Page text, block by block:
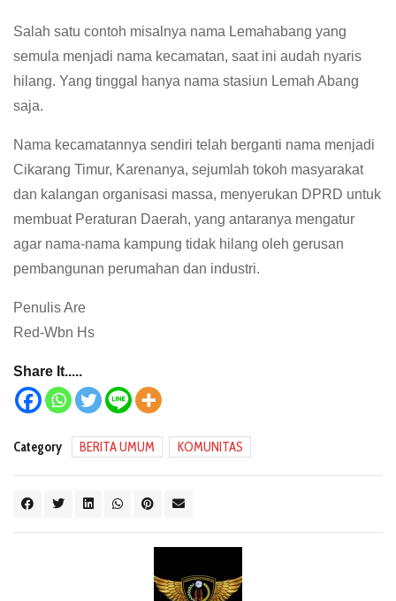
Salah satu contoh misalnya nama Lemahabang yang
semula menjadi nama kecamatan, saat ini audah nyaris
hilang. Yang tinggal hanya nama stasiun Lemah Abang
saja.
Nama kecamatannya sendiri telah berganti nama menjadi
Cikarang Timur, Karenanya, sejumlah tokoh masyarakat
dan kalangan organisasi massa, menyerukan DPRD untuk
membuat Peraturan Daerah, yang antaranya mengatur
agar nama-nama kampung tidak hilang oleh gerusan
pembangunan perumahan dan industri.
Penulis Are
Red-Wbn Hs
Share It.....
Category BERITA UMUM KOMUNITAS